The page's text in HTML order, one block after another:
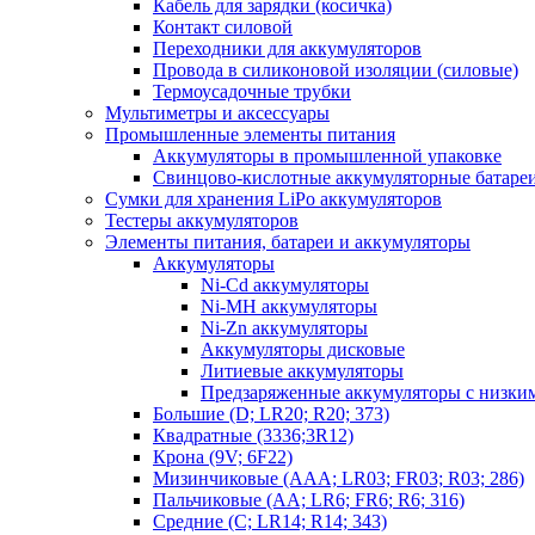
Кабель для зарядки (косичка)
Контакт силовой
Переходники для аккумуляторов
Провода в силиконовой изоляции (силовые)
Термоусадочные трубки
Мультиметры и аксессуары
Промышленные элементы питания
Аккумуляторы в промышленной упаковке
Свинцово-кислотные аккумуляторные
Сумки для хранения LiPo аккумуляторов
Тестеры аккумуляторов
Элементы питания, батареи и аккумуляторы
Аккумуляторы
Ni-Cd аккумуляторы
Ni-MH аккумуляторы
Ni-Zn аккумуляторы
Аккумуляторы дисковые
Литиевые аккумуляторы
Предзаряженные аккумуляторы с
Большие (D; LR20; R20; 373)
Квадратные (3336;3R12)
Крона (9V; 6F22)
Мизинчиковые (AAA; LR03; FR03; R03; 286)
Пальчиковые (AA; LR6; FR6; R6; 316)
Средние (C; LR14; R14; 343)